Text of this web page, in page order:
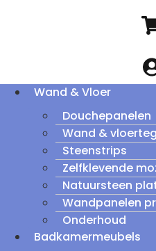
Wand & Vloer
Douchepanelen
Wand &
Steenstrips
Zelfklevende
Natuursteen
Wandpanelen
Onderhoud
Badkamermeubels